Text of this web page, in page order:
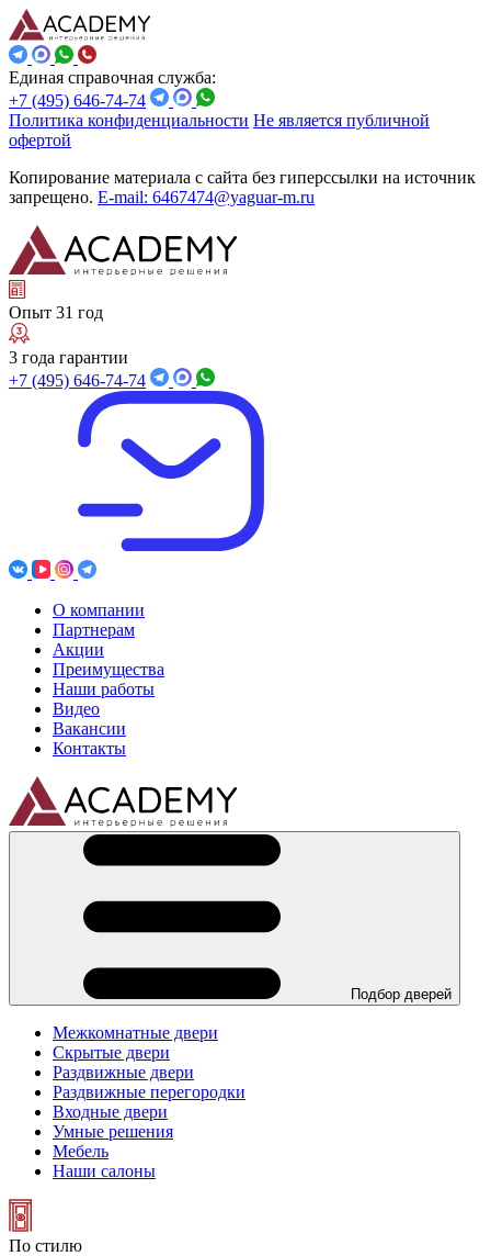
Единая справочная служба:
+7 (495) 646-74-74
Политика конфиденциальности Не является публичной
офертой
Копирование материала с сайта без гиперссылки на источник
запрещено. E-mail: 6467474@yaguar-m.ru
Опыт 31 год
3 года гарантии
+7 (495) 646-74-74
О компании
Партнерам
Акции
Преимущества
Наши работы
Видео
Вакансии
Контакты
Подбор дверей
Межкомнатные двери
Скрытые двери
Раздвижные двери
Раздвижные перегородки
Входные двери
Умные решения
Мебель
Наши салоны
По стилю